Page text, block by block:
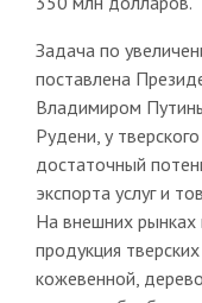
Задача по
поставлена
Владимиром
Рудени, у
достаточный
экспорта услуг и
На внешних рынках
продукция
кожевенной,